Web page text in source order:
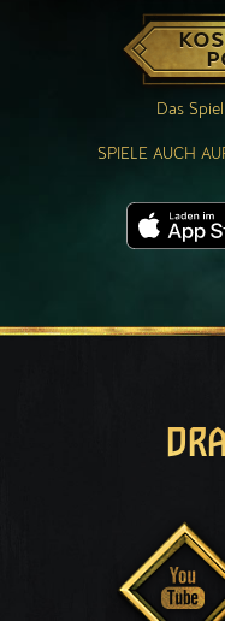
Das
SPIELE AUCH